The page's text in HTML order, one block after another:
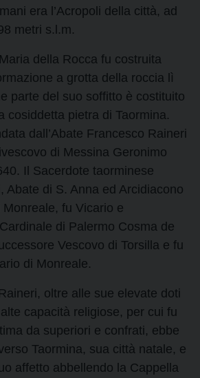
era l’Acropoli della città, ad
metri s.l.m.
della Rocca fu costruita
a grotta della roccia lì
parte del suo soffitto è costituito
cosiddetta pietra di Taormina.
dall’Abate Francesco Raineri
di Messina Geronimo
Il Sacerdote taorminese
Abate di S. Anna ed Arcidiacono
fu Vicario e
di Palermo Cosma de
Vescovo di Torsilla e fu
di Monreale.
oltre alle sue elevate doti
capacità religiose, per cui fu
da superiori e confrati, ebbe
Taormina, sua città natale, e
affetto abbellendo la Cappella